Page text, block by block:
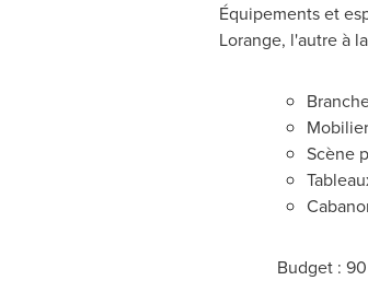
Équipements et
Lorange, l'autre à
Scène
Budget :